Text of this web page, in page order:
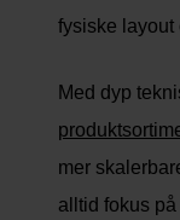
fysiske layout
Med dyp
mer
alltid fokus